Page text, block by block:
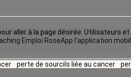
Emploi RoseApp l’application
aller à la page désirée. Utilisateurs
perte de sourcils liée au cancer